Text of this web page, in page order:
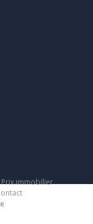
Prix immobilier